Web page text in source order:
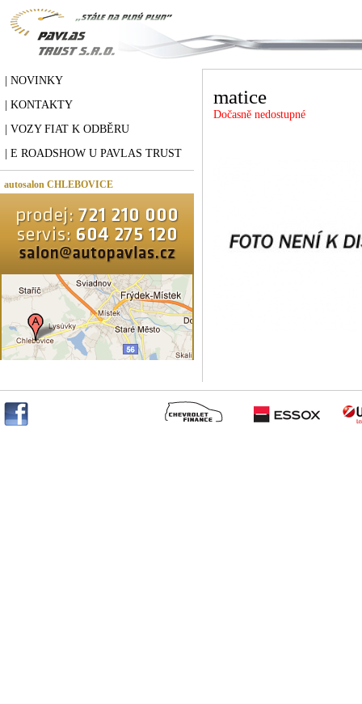
| NOVINKY
| KONTAKTY
| VOZY FIAT K ODBĚRU
| E ROADSHOW U PAVLAS TRUST
autosalon CHLEBOVICE
matice
Dočasně nedostupné